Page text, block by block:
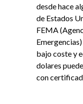
desde hace
de Estados
FEMA
bajo coste y
dolares
con